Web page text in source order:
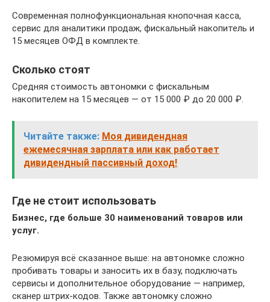
Современная полнофункциональная кнопочная касса,
сервис для аналитики продаж, фискальный накопитель и
15 месяцев ОФД в комплекте.
Сколько стоят
Средняя стоимость автономки с фискальным
накопителем на 15 месяцев — от 15 000 ₽ до 20 000 ₽.
Читайте также: Моя дивидендная
ежемесячная зарплата или как работает
дивидендный пассивный доход!
Где не стоит использовать
Бизнес, где больше 30 наименований товаров или
услуг.
Резюмируя всё сказанное выше: на автономке сложно
пробивать товары и заносить их в базу, подключать
сервисы и дополнительное оборудование — например,
сканер штрих-кодов. Также автономку сложно